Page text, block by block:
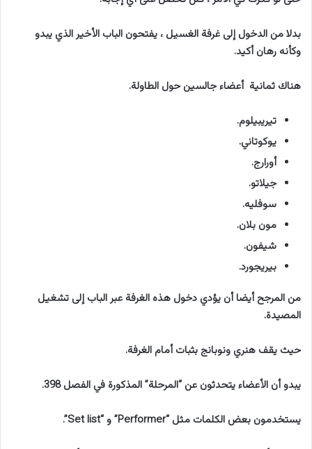
بدلا من الدخول إلى غرفة الغسيل ، يفتحون الباب الأخير الذي يبدو
وكأنه رهان أكيد.
هناك ثمانية أعضاء جالسين حول الطاولة.
تيريبيلوم.
يوكوتاني.
أورارج.
جيلاتو.
سوفليه.
مون بلان.
شيفون.
بيريجورد.
من المرجح أيضا أن يؤدي دخول هذه الغرفة عبر الباب إلى تشغيل
المصيدة.
حيث يقف هنري ونوبانج بثبات أمام الغرفة.
يبدو أن الأعضاء يتحدثون عن “المرحلة” المذكورة في الفصل 398.
يستخدمون بعض الكلمات مثل “Performer” و “Set list”.